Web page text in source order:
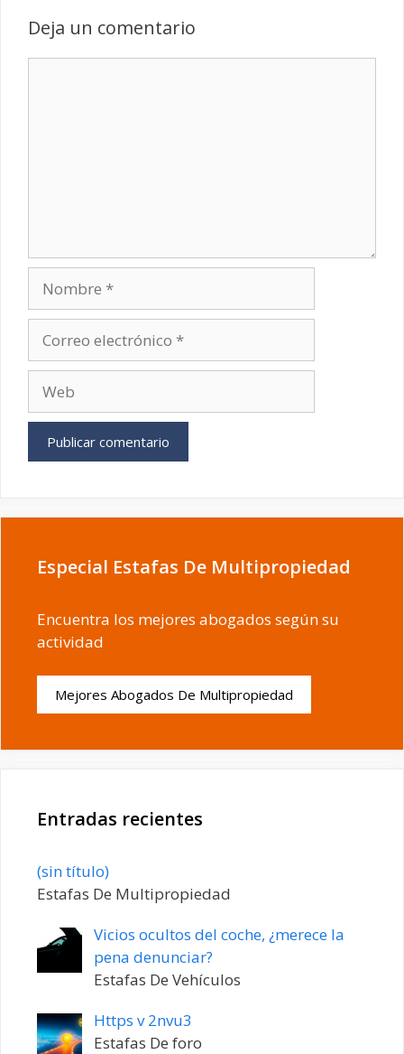
Deja un comentario
electrónico
Especial Estafas De Multipropiedad
Encuentra los mejores abogados según su
actividad
Mejores Abogados De Multipropiedad
Entradas recientes
(sin título)Entrada
20198
Estafas De Multipropiedad
Vicios ocultos del coche, ¿merece la
pena denunciar?
Estafas De Vehículos
Https v 2nvu3
Estafas De foro